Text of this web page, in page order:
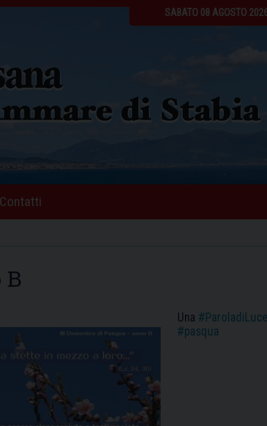
SABATO 08 AGOSTO 2026
Contatti
Una #ParoladiLuce
#pasqua